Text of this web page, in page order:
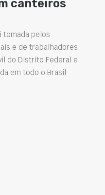
canteiros
tomada pelos
e de trabalhadores
do Distrito Federal e
em todo o Brasil